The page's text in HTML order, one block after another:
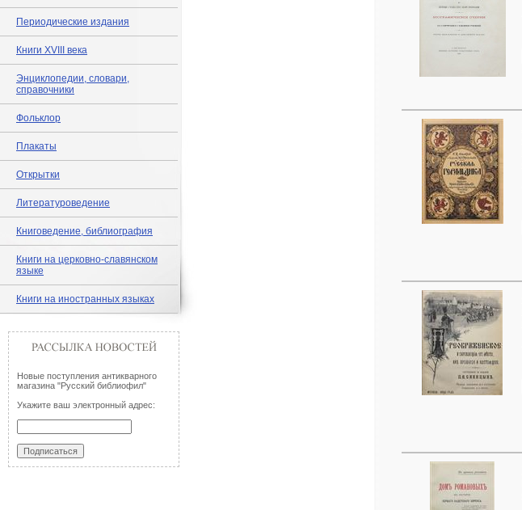
Периодические издания
Книги XVIII века
Энциклопедии, словари,
справочники
Фольклор
Плакаты
Открытки
Литературоведение
Книговедение, библиография
Книги на церковно-славянском
языке
Книги на иностранных языках
Новые поступления антикварного
магазина "Русский библиофил"
Укажите ваш электронный адрес: